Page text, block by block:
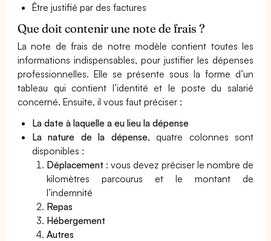
Être justifié par des factures
Que doit contenir une note de frais ?
La note de frais de notre modèle contient toutes les
informations indispensables, pour justifier les dépenses
professionnelles. Elle se présente sous la forme d’un
tableau qui contient l’identité et le poste du salarié
concerné. Ensuite, il vous faut préciser :
La date à laquelle a eu lieu la dépense
La nature de la dépense, quatre colonnes sont
disponibles :
Déplacement : vous devez préciser le nombre de
kilomètres parcourus et le montant de
l’indemnité
Repas
Hébergement
Autres